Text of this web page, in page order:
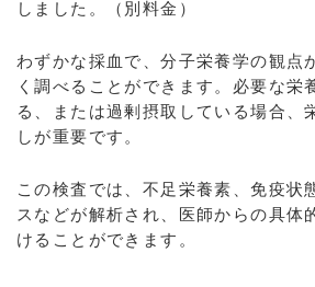
しました。（別料金）
わずかな採血で、分子栄養学の観点
く調べることができます。必要な栄
る、または過剰摂取している場合、
しが重要です。
この検査では、不足栄養素、免疫状
スなどが解析され、医師からの具体
けることができます。